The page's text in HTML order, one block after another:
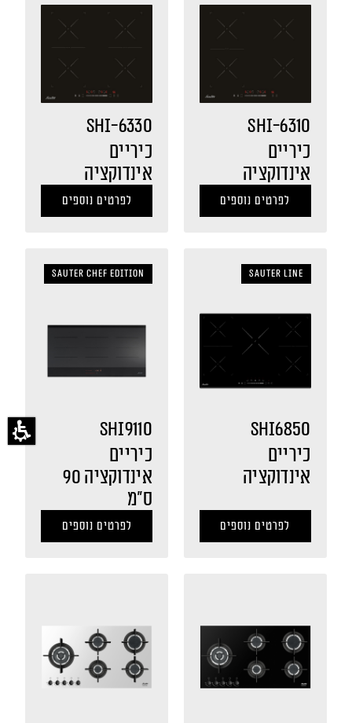
SHI-6310
כיריים
אינדוקציה
לפרטים נוספים
SHI-6330
כיריים
אינדוקציה
לפרטים נוספים
sauter LINE
SHI6850
כיריים
אינדוקציה
לפרטים נוספים
Sauter Chef Edition
SHI9110
כיריים
אינדוקציה 90
ס"מ
לפרטים נוספים